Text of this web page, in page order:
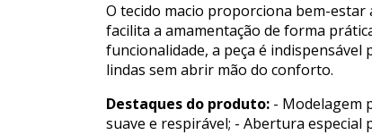
O tecido macio proporciona bem-
facilita a amamentação de forma
funcionalidade, a peça é
lindas sem abrir mão do conforto.
Destaques do produto: - Modelagem
suave e respirável; - Abertura especial